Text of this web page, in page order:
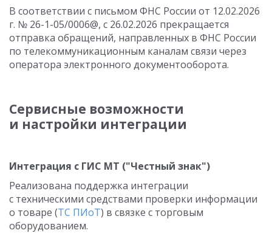
В соответствии с письмом ФНС России от 12.02.2026
г. № 26-1-05/0006@, с 26.02.2026 прекращается
отправка обращений, направленных в ФНС России
по телекоммуникационным каналам связи через
оператора электронного документооборота.
Сервисные возможности
и настройки интеграции
Интеграция с ГИС МТ ("Честный знак")
Реализована поддержка интеграции
с техническими средствами проверки информации
о товаре (ТС ПИоТ) в связке с торговым
оборудованием.